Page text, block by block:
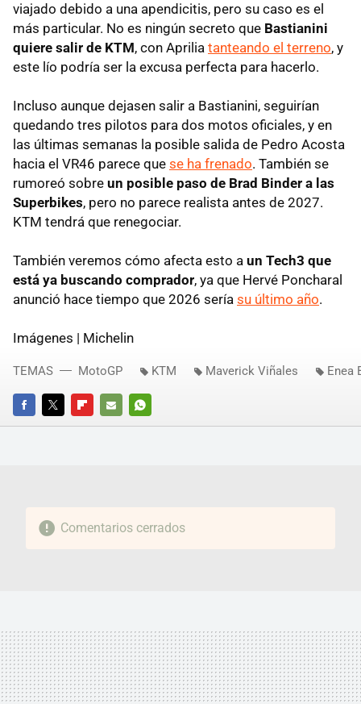
viajado debido a una apendicitis, pero su caso es el
más particular. No es ningún secreto que Bastianini
quiere salir de KTM, con Aprilia tanteando el terreno, y
este lío podría ser la excusa perfecta para hacerlo.
Incluso aunque dejasen salir a Bastianini, seguirían
quedando tres pilotos para dos motos oficiales, y en
las últimas semanas la posible salida de Pedro Acosta
hacia el VR46 parece que se ha frenado. También se
rumoreó sobre un posible paso de Brad Binder a las
Superbikes, pero no parece realista antes de 2027.
KTM tendrá que renegociar.
También veremos cómo afecta esto a un Tech3 que
está ya buscando comprador, ya que Hervé Poncharal
anunció hace tiempo que 2026 sería su último año.
Imágenes | Michelin
FACEBOOKTWITTERFLIPBOARD
E-
WHATSAPP
TEMAS MotoGP KTM Maverick Viñales Enea
Comentarios cerrados